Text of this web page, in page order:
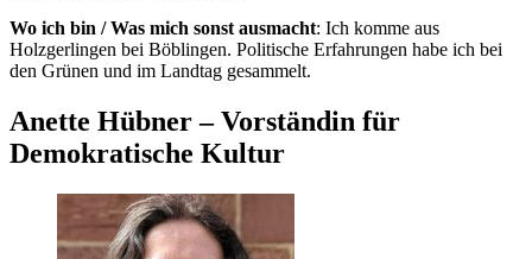
Wo ich bin / Was mich sonst ausmacht: Ich komme aus
Holzgerlingen bei Böblingen. Politische Erfahrungen habe ich bei
den Grünen und im Landtag gesammelt.
Anette Hübner – Vorständin für
Demokratische Kultur